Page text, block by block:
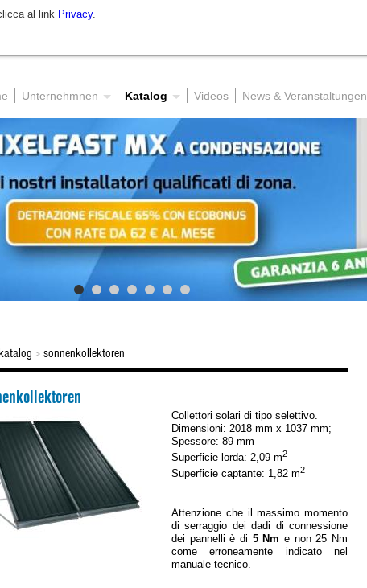
Unternehmnen Katalog Videos News & Veranstaltungen
> sonnenkollektoren
Collettori solari di tipo selettivo.
Dimensioni: 2018 mm x 1037 mm;
Spessore: 89 mm
Superficie lorda: 2,09 m2
Superficie captante: 1,82 m2
Attenzione che il massimo momento
di serraggio dei dadi di connessione
dei pannelli è di 5 Nm e non 25 Nm
come erroneamente indicato nel
manuale tecnico.
al link Privacy.